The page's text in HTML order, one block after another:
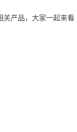
关产品，大家一起来看